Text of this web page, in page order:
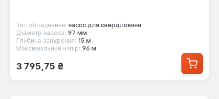
Тип обладнання: насос для свердловини
Діаметр насоса: 97 мм
Глибина занурення: 15 м
Максимальний напір: 96 м
Звичайна ціна:
3 795,75 ₴